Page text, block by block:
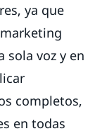
ya que
sola voz y en
completos,
en todas